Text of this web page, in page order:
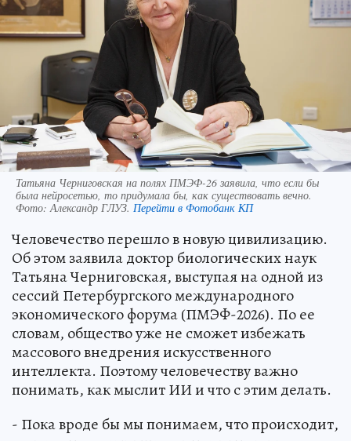
Татьяна Черниговская на полях ПМЭФ-26 заявила, что если бы
была нейросетью, то придумала бы, как существовать вечно.
Фото: Александр ГЛУЗ. Перейти в Фотобанк КП
Человечество перешло в новую цивилизацию.
Об этом заявила доктор биологических наук
Татьяна Черниговская, выступая на одной из
сессий Петербургского международного
экономического форума (ПМЭФ-2026). По ее
словам, общество уже не сможет избежать
массового внедрения искусственного
интеллекта. Поэтому человечеству важно
понимать, как мыслит ИИ и что с этим делать.
- Пока вроде бы мы понимаем, что происходит,